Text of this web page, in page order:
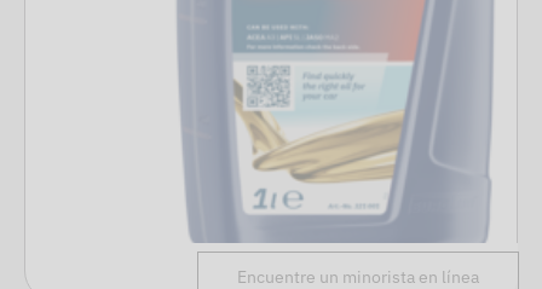
Encuentre un minorista en línea